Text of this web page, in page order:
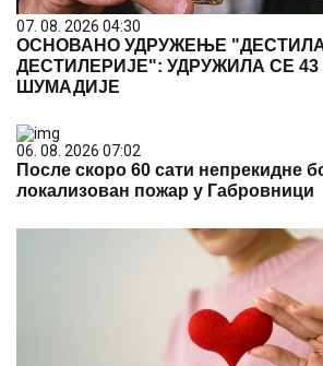
07. 08. 2026 04:30
ОСНОВАНО УДРУЖЕЊЕ
ДЕСТИЛЕРИЈЕ": УДРУЖИЛА СЕ
ШУМАДИЈЕ
06. 08. 2026 07:02
После скоро 60 сати непрекидне
локализован пожар у Габровници